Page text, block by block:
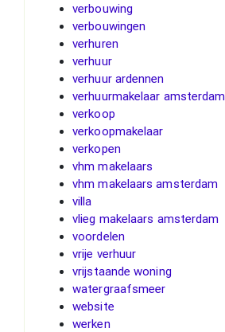
verbouwing
verbouwingen
verhuren
verhuur
verhuur ardennen
verhuurmakelaar amsterdam
verkoop
verkoopmakelaar
verkopen
vhm makelaars
vhm makelaars amsterdam
villa
vlieg makelaars amsterdam
voordelen
vrije verhuur
vrijstaande woning
watergraafsmeer
website
werken